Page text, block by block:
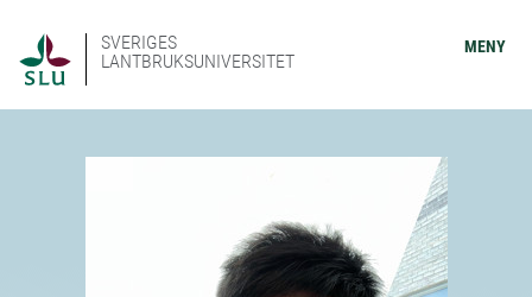
SVERIGES
LANTBRUKSUNIVERSITET
MENY